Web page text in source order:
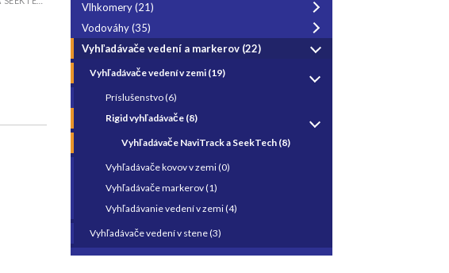
Vlhkomery(21)
Vodováhy(35)
Vyhľadávače vedení a markerov (22)
Vyhľadávače vedení v zemi (19)
Príslušenstvo(6)
Rigid vyhľadávače (8)
Vyhľadávače NaviTrack a SeekTech (8)
Vyhľadávače kovov v zemi(0)
Vyhľadávače markerov(1)
Vyhľadávanie vedení v zemi(4)
Vyhľadávače vedení v stene(3)